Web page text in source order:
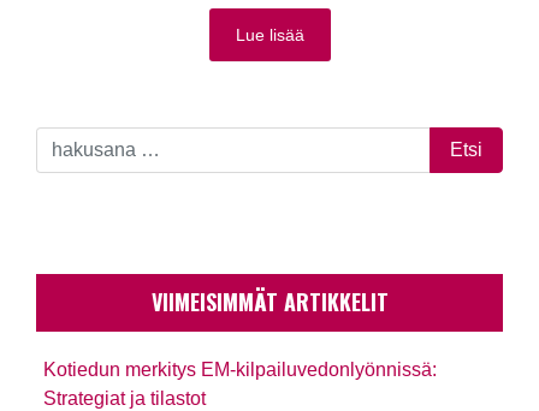
Lue lisää
VIIMEISIMMÄT ARTIKKELIT
Kotiedun merkitys EM-kilpailuvedonlyönnissä:
Strategiat ja tilastot